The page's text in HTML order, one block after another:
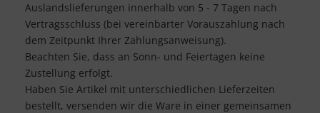
Auslandslieferungen innerhalb von 5 - 7 Tagen nach
Vertragsschluss (bei vereinbarter Vorauszahlung nach
dem Zeitpunkt Ihrer Zahlungsanweisung).
Beachten Sie, dass an Sonn- und Feiertagen keine
Zustellung erfolgt.
Haben Sie Artikel mit unterschiedlichen Lieferzeiten
bestellt, versenden wir die Ware in einer gemeinsamen